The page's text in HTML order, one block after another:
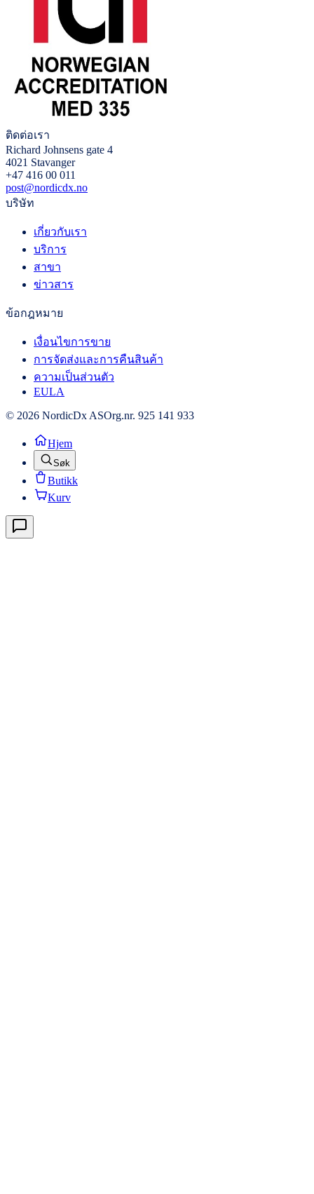
ติดต่อเรา
Richard Johnsens gate 4
4021 Stavanger
+47 416 00 011
post@nordicdx.no
บริษัท
เกี่ยวกับเรา
บริการ
สาขา
ข่าวสาร
ข้อกฎหมาย
เงื่อนไขการขาย
การจัดส่งและการคืนสินค้า
ความเป็นส่วนตัว
EULA
© 2026 NordicDx ASOrg.nr. 925 141 933
Hjem
Søk
Butikk
Kurv